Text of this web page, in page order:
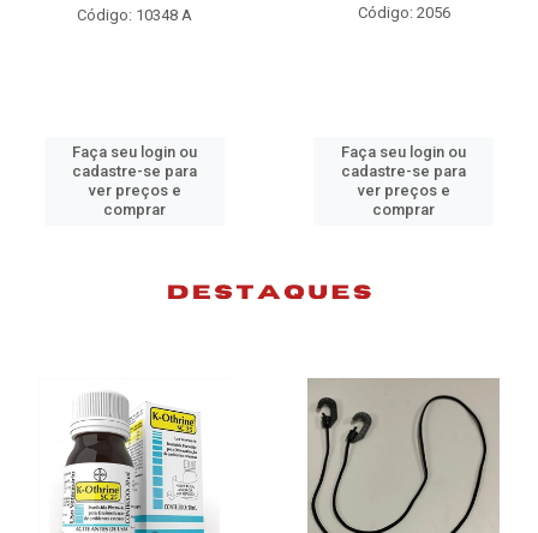
Código: 2056
Faça seu login ou
cadastre-se para
ver preços e
comprar
Código: 10383 B
Faça seu login ou
cadastre-se para
ver preços e
comprar